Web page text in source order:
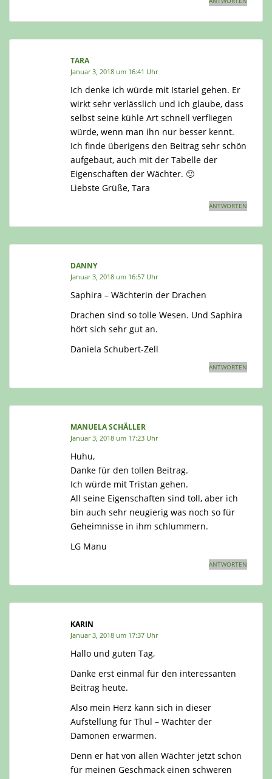
TARA
Januar 3, 2018 um 16:41 Uhr
Ich denke ich würde mit Istariel gehen. Er
wirkt sehr verlässlich und ich glaube, dass
selbst seine kühle Art schnell verfliegen
würde, wenn man ihn nur besser kennt.
Ich finde überigens den Beitrag sehr schön
aufgebaut, auch mit der Tabelle der
Eigenschaften der Wächter. 🙂
Liebste Grüße, Tara
ANTWORTEN
DANNY
Januar 3, 2018 um 16:57 Uhr
Saphira – Wächterin der Drachen
Drachen sind so tolle Wesen. Und Saphira
hört sich sehr gut an.
Daniela Schubert-Zell
ANTWORTEN
MANUELA SCHÄLLER
Januar 3, 2018 um 17:23 Uhr
Huhu,
Danke für den tollen Beitrag.
Ich würde mit Tristan gehen.
All seine Eigenschaften sind toll, aber ich
bin auch sehr neugierig was noch so für
Geheimnisse in ihm schlummern.
LG Manu
ANTWORTEN
KARIN
Januar 3, 2018 um 17:37 Uhr
Hallo und guten Tag,
Danke erst einmal für den interessanten
Beitrag heute.
Also mein Herz kann sich in dieser
Aufstellung für Thul – Wächter der
Dämonen erwärmen.
Denn er hat von allen Wächter jetzt schon
für meinen Geschmack einen schweren